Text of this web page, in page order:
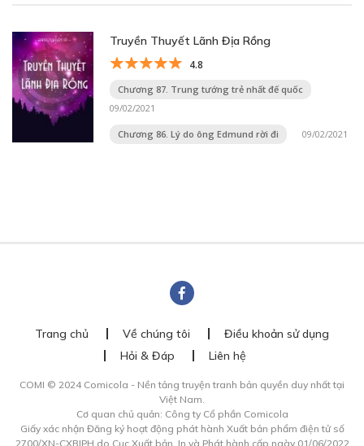
Truyền Thuyết Lãnh Địa Rồng
4.8
Chương 87. Trung tướng trẻ nhất đế quốc
09/02/2021
Chương 86. Lý do ông Edmund rời đi 09/02/2021
Trang chủ Về chúng tôi
Điều khoản sử dụng
Hỏi & Đáp
Liên hệ
COMI © 2024 Comicola - Nền tảng truyện tranh bản quyền duy nhất tại
Việt Nam.
Cơ quan chủ quản: Công ty Cổ phần Comicola
Giấy xác nhận Đăng ký hoạt động phát hành Xuất bản phẩm điện tử số
2700/XN-CXBIPH do Cục Xuất bản, In và Phát hành cấp ngày 01/06/2022